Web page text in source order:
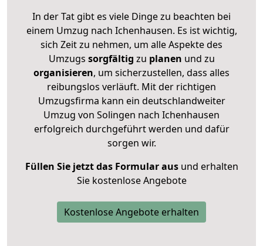
In der Tat gibt es viele Dinge zu beachten bei
einem Umzug nach Ichenhausen. Es ist wichtig,
sich Zeit zu nehmen, um alle Aspekte des
Umzugs sorgfältig zu planen und zu
organisieren, um sicherzustellen, dass alles
reibungslos verläuft. Mit der richtigen
Umzugsfirma kann ein deutschlandweiter
Umzug von Solingen nach Ichenhausen
erfolgreich durchgeführt werden und dafür
sorgen wir.
Füllen Sie jetzt das Formular ausund erhalten
Sie kostenlose Angebote
Kostenlose Angebote erhalten